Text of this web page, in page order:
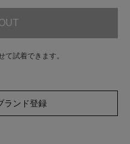
て試着できます。
ランド登録